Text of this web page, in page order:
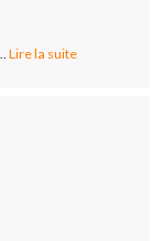
Lire la suite